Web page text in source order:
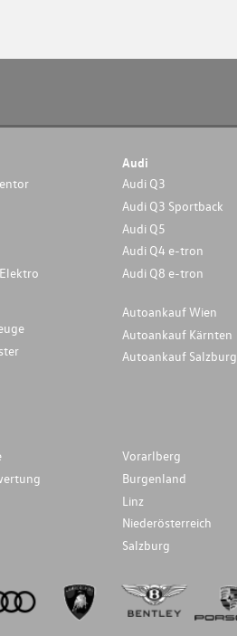
Audi
Audi Q3
Audi Q3 Sportback
Audi Q5
Audi Q4 e-tron
Audi Q8 e-tron
Autoankauf Wien
Autoankauf Kärnten
Autoankauf Salzburg
Vorarlberg
Burgenland
Linz
Niederösterreich
Salzburg